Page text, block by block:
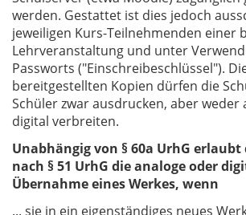
werden. Gestattet ist dies jedoch
jeweiligen Kurs-Teilnehmenden einer
Lehrveranstaltung und unter
Passworts ("Einschreibeschlüssel").
bereitgestellten Kopien dürfen die
Schüler zwar ausdrucken, aber weder
digital verbreiten.
Unabhängig von § 60a UrhG
nach § 51 UrhG die analoge oder
Übernahme eines Werkes, wenn
... sie in ein eigenständiges neues